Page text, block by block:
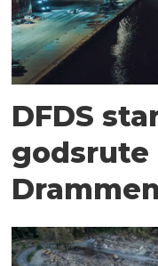
DFDS
godsrute